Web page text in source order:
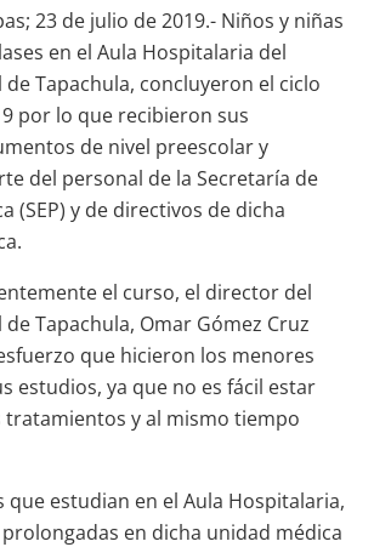
23 de julio de 2019.- Niños y niñas
en el Aula Hospitalaria del
Tapachula, concluyeron el ciclo
por lo que recibieron sus
de nivel preescolar y
del personal de la Secretaría de
(SEP) y de directivos de dicha
el curso, el director del
Tapachula, Omar Gómez Cruz
que hicieron los menores
estudios, ya que no es fácil estar
y al mismo tiempo
que estudian en el Aula Hospitalaria,
en dicha unidad médica